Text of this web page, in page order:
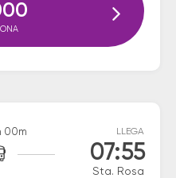
00m LLEGA
07:55
Sta. Rosa